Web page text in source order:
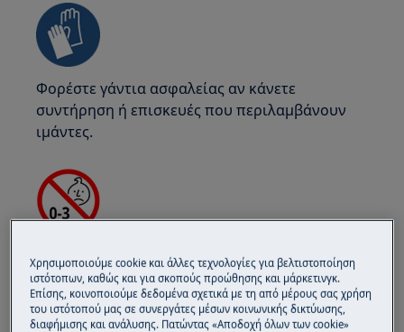
Φορέστε γάντια ασφαλείας αν κάνετε
συντήρηση ή επισκευές που περιλαμβάνουν
ιμάντες.
ΠΡΟΣΟΧΗ!
ΚΙΝΔΥΝΟΣ ΠΝΙΓΜΟΥ
Μικρά κομμάτια δεν είναι για παιδιά κάτω των
3 ετών. Κρατήστε όλα τα μικρά κομμάτια και
Χρησιμοποιούμε cookie και άλλες τεχνολογίες για βελτιστοποίηση
ιστότοπων, καθώς και για σκοπούς προώθησης και μάρκετινγκ.
Επίσης, κοινοποιούμε δεδομένα σχετικά με τη από μέρους σας χρήση
του ιστότοπού μας σε συνεργάτες μέσων κοινωνικής δικτύωσης,
διαφήμισης και ανάλυσης. Πατώντας «Αποδοχή όλων των cookie»